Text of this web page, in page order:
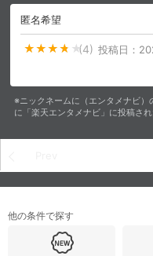
匿名希望
(4) 投稿日：
※ニックネームに（エンタメナビ
に「楽天エンタメナビ」に投稿さ
他の条件で探す